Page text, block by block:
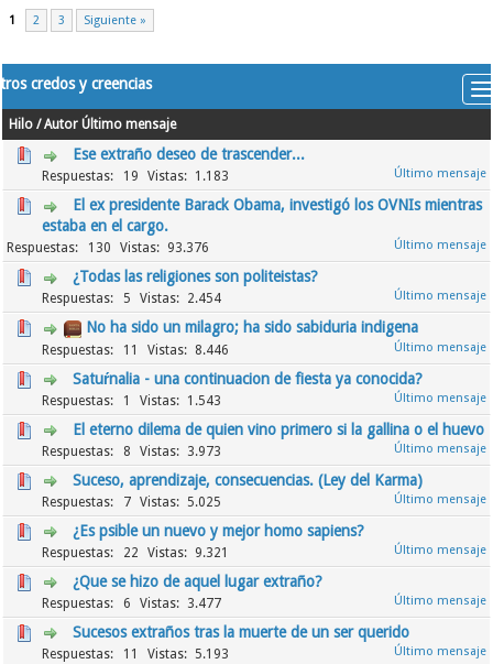
1 2 3 Siguiente »
credos y creencias
Hilo /Autor Último mensaje
Ese extraño deseo de trascender...
19 1.183
El ex presidente Barack Obama, investigó los OVNIs mientras
estaba en el cargo.
130 93.376
¿Todas las religiones son politeistas?
5 2.454
No ha sido un milagro; ha sido sabiduria indigena
11 8.446
Satuŕnalia - una continuacion de fiesta ya conocida?
1 1.543
El eterno dilema de quien vino primero si la gallina o el huevo
8 3.973
Suceso, aprendizaje, consecuencias. (Ley del Karma)
7 5.025
¿Es psible un nuevo y mejor homo sapiens?
22 9.321
¿Que se hizo de aquel lugar extraño?
6 3.477
Sucesos extraños tras la muerte de un ser querido
11 5.193